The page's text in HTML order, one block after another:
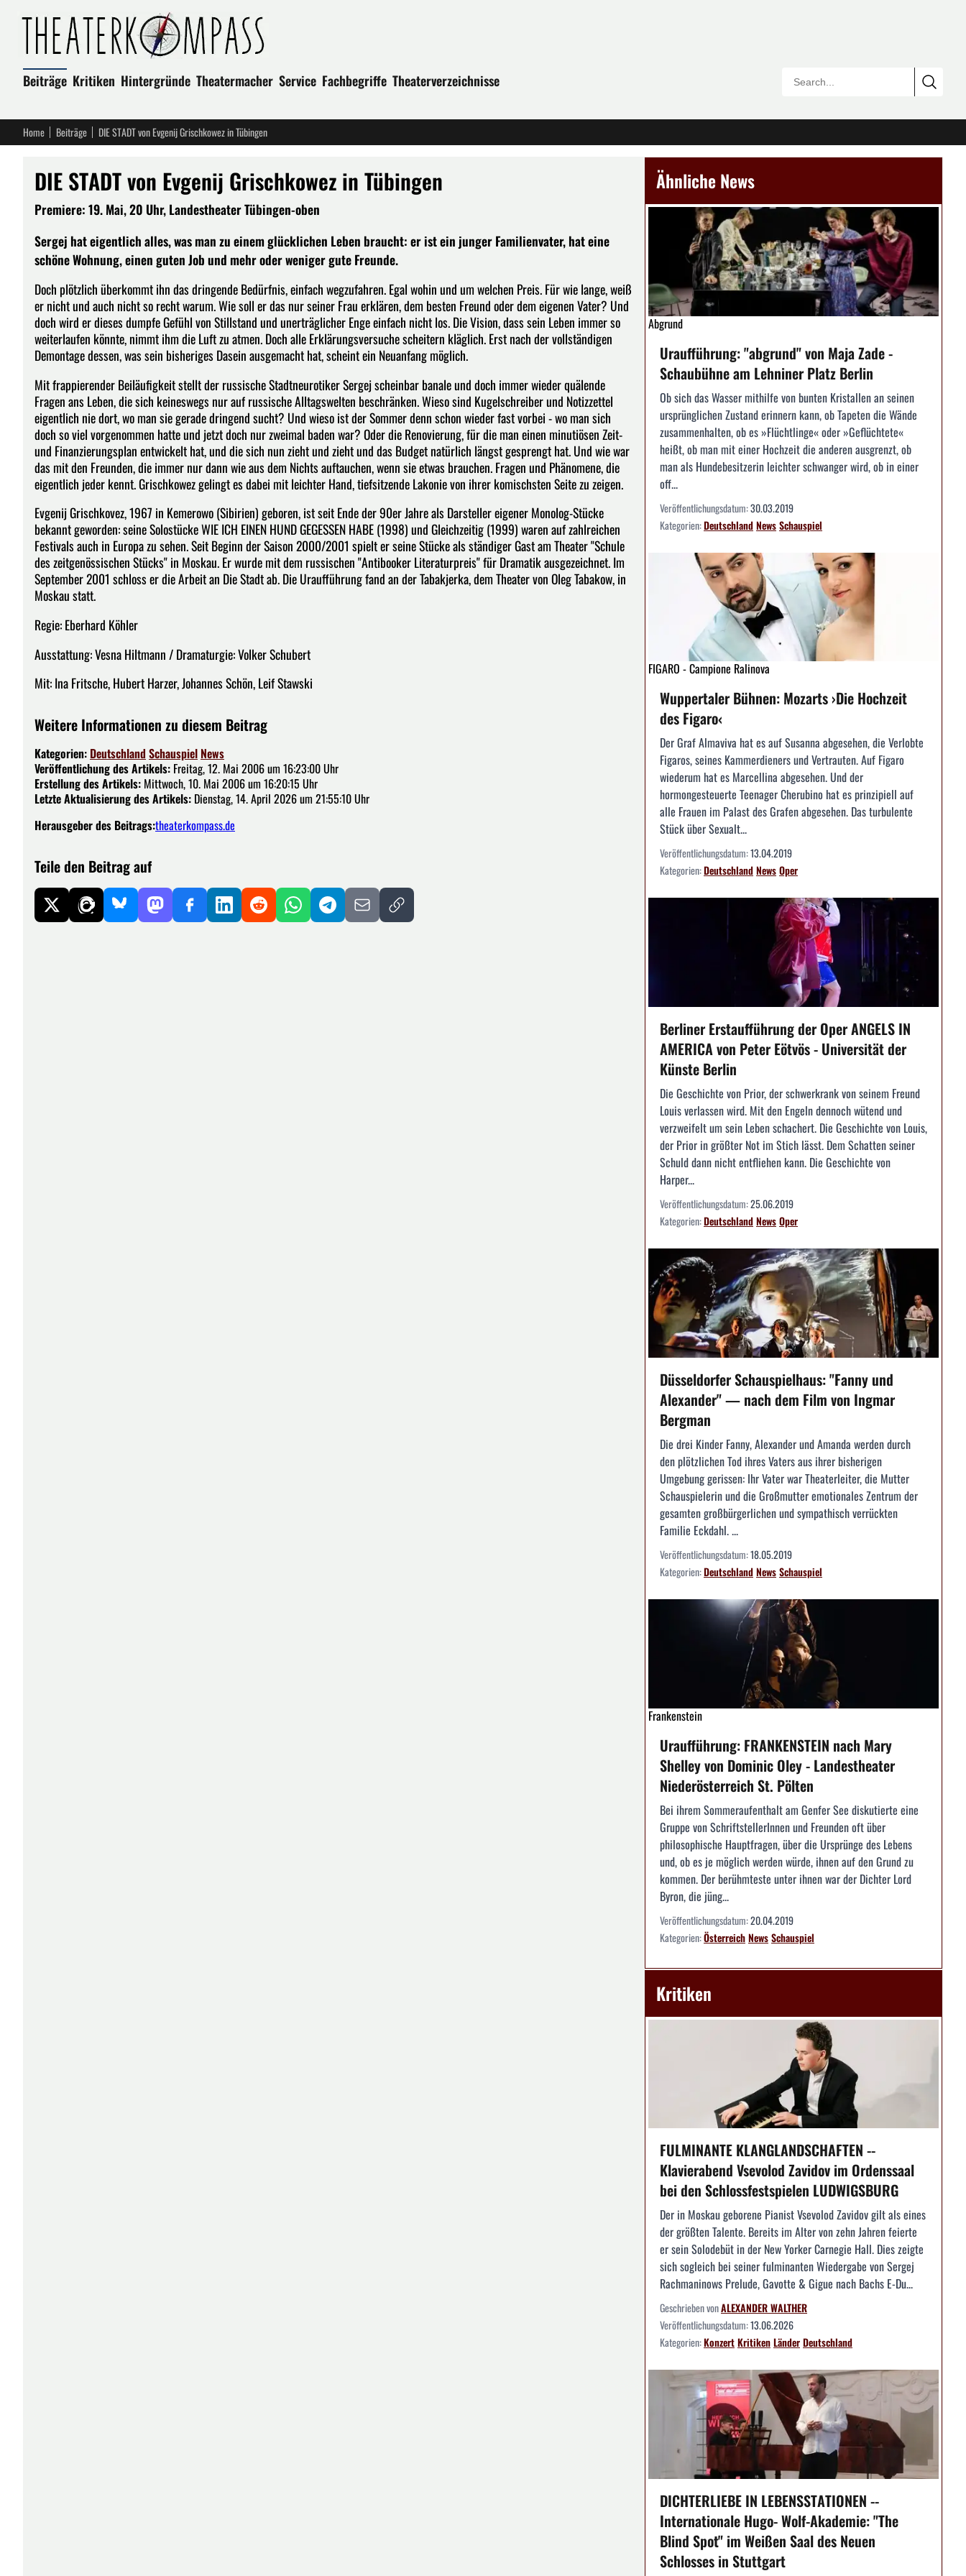
Beiträge Kritiken Hintergründe Theatermacher Service Fachbegriffe Theaterverzeichnisse
Home Beiträge DIE STADT von Evgenij Grischkowez in Tübingen
DIE STADT von Evgenij Grischkowez in Tübingen
Premiere: 19. Mai, 20 Uhr, Landestheater Tübingen-oben
Sergej hat eigentlich alles, was man zu einem glücklichen Leben braucht: er ist ein junger Familienvater, hat eine
schöne Wohnung, einen guten Job und mehr oder weniger gute Freunde.
Doch plötzlich überkommt ihn das dringende Bedürfnis, einfach wegzufahren. Egal wohin und um welchen Preis. Für wie lange, weiß
er nicht und auch nicht so recht warum. Wie soll er das nur seiner Frau erklären, dem besten Freund oder dem eigenen Vater? Und
doch wird er dieses dumpfe Gefühl von Stillstand und unerträglicher Enge einfach nicht los. Die Vision, dass sein Leben immer so
weiterlaufen könnte, nimmt ihm die Luft zu atmen. Doch alle Erklärungsversuche scheitern kläglich. Erst nach der vollständigen
Demontage dessen, was sein bisheriges Dasein ausgemacht hat, scheint ein Neuanfang möglich.
Mit frappierender Beiläufigkeit stellt der russische Stadtneurotiker Sergej scheinbar banale und doch immer wieder quälende
Fragen ans Leben, die sich keineswegs nur auf russische Alltagswelten beschränken. Wieso sind Kugelschreiber und Notizzettel
eigentlich nie dort, wo man sie gerade dringend sucht? Und wieso ist der Sommer denn schon wieder fast vorbei - wo man sich
doch so viel vorgenommen hatte und jetzt doch nur zweimal baden war? Oder die Renovierung, für die man einen minutiösen Zeit-
und Finanzierungsplan entwickelt hat, und die sich nun zieht und zieht und das Budget natürlich längst gesprengt hat. Und wie war
das mit den Freunden, die immer nur dann wie aus dem Nichts auftauchen, wenn sie etwas brauchen. Fragen und Phänomene, die
eigentlich jeder kennt. Grischkowez gelingt es dabei mit leichter Hand, tiefsitzende Lakonie von ihrer komischsten Seite zu zeigen.
Evgenij Grischkovez, 1967 in Kemerowo (Sibirien) geboren, ist seit Ende der 90er Jahre als Darsteller eigener Monolog-Stücke
bekannt geworden: seine Solostücke WIE ICH EINEN HUND GEGESSEN HABE (1998) und Gleichzeitig (1999) waren auf zahlreichen
Festivals auch in Europa zu sehen. Seit Beginn der Saison 2000/2001 spielt er seine Stücke als ständiger Gast am Theater "Schule
des zeitgenössischen Stücks" in Moskau. Er wurde mit dem russischen "Antibooker Literaturpreis" für Dramatik ausgezeichnet. Im
September 2001 schloss er die Arbeit an Die Stadt ab. Die Uraufführung fand an der Tabakjerka, dem Theater von Oleg Tabakow, in
Moskau statt.
Regie: Eberhard Köhler
Ausstattung: Vesna Hiltmann / Dramaturgie: Volker Schubert
Mit: Ina Fritsche, Hubert Harzer, Johannes Schön, Leif Stawski
Weitere Informationen zu diesem Beitrag
Kategorien: Deutschland Schauspiel News
Veröffentlichung des Artikels: Freitag, 12. Mai 2006 um 16:23:00 Uhr
Erstellung des Artikels: Mittwoch, 10. Mai 2006 um 16:20:15 Uhr
Letzte Aktualisierung des Artikels: Dienstag, 14. April 2026 um 21:55:10 Uhr
Herausgeber des Beitrags:theaterkompass.de
Teile den Beitrag auf
Ähnliche News
Abgrund
Uraufführung: "abgrund" von Maja Zade -
Schaubühne am Lehniner Platz Berlin
Ob sich das Wasser mithilfe von bunten Kristallen an seinen
ursprünglichen Zustand erinnern kann, ob Tapeten die Wände
zusammenhalten, ob es »Flüchtlinge« oder »Geflüchtete«
heißt, ob man mit einer Hochzeit die anderen ausgrenzt, ob
man als Hundebesitzerin leichter schwanger wird, ob in einer
off...
Veröffentlichungsdatum:30.03.2019
Kategorien:DeutschlandNewsSchauspiel
FIGARO - Campione Ralinova
Wuppertaler Bühnen: Mozarts ›Die Hochzeit
des Figaro‹
Der Graf Almaviva hat es auf Susanna abgesehen, die Verlobte
Figaros, seines Kammerdieners und Vertrauten. Auf Figaro
wiederum hat es Marcellina abgesehen. Und der
hormongesteuerte Teenager Cherubino hat es prinzipiell auf
alle Frauen im Palast des Grafen abgesehen. Das turbulente
Stück über Sexualt...
Veröffentlichungsdatum:13.04.2019
Kategorien:DeutschlandNewsOper
Berliner Erstaufführung der Oper ANGELS IN
AMERICA von Peter Eötvös - Universität der
Künste Berlin
Die Geschichte von Prior, der schwerkrank von seinem Freund
Louis verlassen wird. Mit den Engeln dennoch wütend und
verzweifelt um sein Leben schachert. Die Geschichte von Louis,
der Prior in größter Not im Stich lässt. Dem Schatten seiner
Schuld dann nicht entfliehen kann. Die Geschichte von
Harper...
Veröffentlichungsdatum:25.06.2019
Kategorien:DeutschlandNewsOper
Düsseldorfer Schauspielhaus: "Fanny und
Alexander" — nach dem Film von Ingmar
Bergman
Die drei Kinder Fanny, Alexander und Amanda werden durch
den plötzlichen Tod ihres Vaters aus ihrer bisherigen
Umgebung gerissen: Ihr Vater war Theaterleiter, die Mutter
Schauspielerin und die Großmutter emotionales Zentrum der
gesamten großbürgerlichen und sympathisch verrückten
Familie Eckdahl. ...
Veröffentlichungsdatum:18.05.2019
Kategorien:DeutschlandNewsSchauspiel
Frankenstein
Uraufführung: FRANKENSTEIN nach Mary
Shelley von Dominic Oley - Landestheater
Niederösterreich St. Pölten
Bei ihrem Sommeraufenthalt am Genfer See diskutierte eine
Gruppe von SchriftstellerInnen und Freunden oft über
philosophische Hauptfragen, über die Ursprünge des Lebens
und, ob es je möglich werden würde, ihnen auf den Grund zu
kommen. Der berühmteste unter ihnen war der Dichter Lord
Byron, die jüng...
Veröffentlichungsdatum:20.04.2019
Kategorien:ÖsterreichNewsSchauspiel
Kritiken
FULMINANTE KLANGLANDSCHAFTEN --
Klavierabend Vsevolod Zavidov im Ordenssaal
bei den Schlossfestspielen LUDWIGSBURG
Der in Moskau geborene Pianist Vsevolod Zavidov gilt als eines
der größten Talente. Bereits im Alter von zehn Jahren feierte
er sein Solodebüt in der New Yorker Carnegie Hall. Dies zeigte
sich sogleich bei seiner fulminanten Wiedergabe von Sergej
Rachmaninows Prelude, Gavotte & Gigue nach Bachs E-Du...
Geschrieben vonALEXANDER WALTHER
Veröffentlichungsdatum:13.06.2026
Kategorien:KonzertKritikenLänderDeutschland
DICHTERLIEBE IN LEBENSSTATIONEN --
Internationale Hugo- Wolf-Akademie: "The
Blind Spot" im Weißen Saal des Neuen
Schlosses in Stuttgart